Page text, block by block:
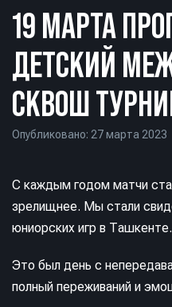
19 МАРТА
ДЕТСКИЙ
СКВОШ
Опубликовано: 27 марта 2023
С каждым годом матчи
зрелищнее. Мы стали
юниорских игр в Ташкенте.
Это был день с
полный переживаний и